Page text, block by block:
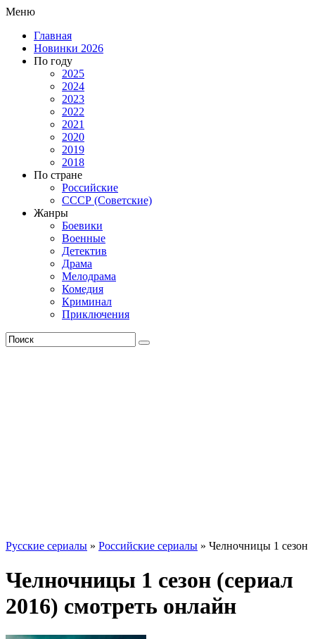
Меню
Главная
Новинки 2026
По году
2025
2024
2023
2022
2021
2020
2019
2018
По стране
Российские
СССР (Советские)
Жанры
Боевики
Военные
Детектив
Драма
Мелодрама
Комедия
Криминал
Приключения
Русские сериалы » Российские сериалы » Челночницы 1 сезон
Челночницы 1 сезон (сериал
2016) смотреть онлайн